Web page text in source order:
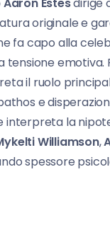
Estesdirige
originale e
fa capo alla
il ruolo
e
interpreta la
Williamson,
spessore